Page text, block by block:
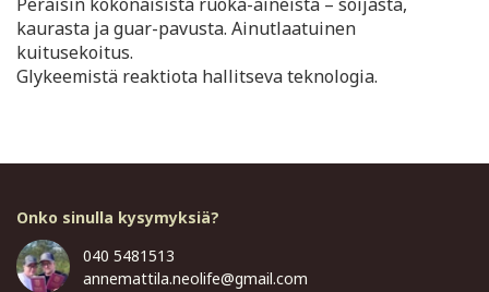
kaurasta ja guar-pavusta. Ainutlaatuinen
kuitusekoitus.
Glykeemistä reaktiota hallitseva teknologia.
Onko sinulla kysymyksiä?
040 5481513
annemattila.neolife@gmail.com